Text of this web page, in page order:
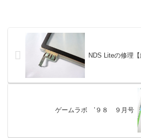
NDS Liteの修理【
ゲームラボ ’９８ ９月号